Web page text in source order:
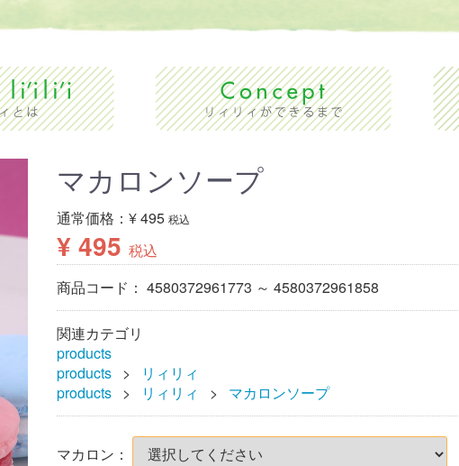
マカロンソープ
通常価格： ¥ 495 税込
¥ 495 税込
商品コード： 4580372961773 ～ 4580372961858
関連カテゴリ
products
products
リィリィ
products
リィリィ マカロンソープ
マカロン：